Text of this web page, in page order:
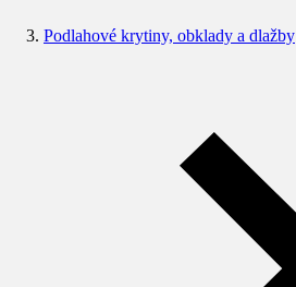
Podlahové krytiny, obklady a dlažby